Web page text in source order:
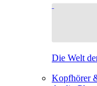
Die Welt
Kopfhörer